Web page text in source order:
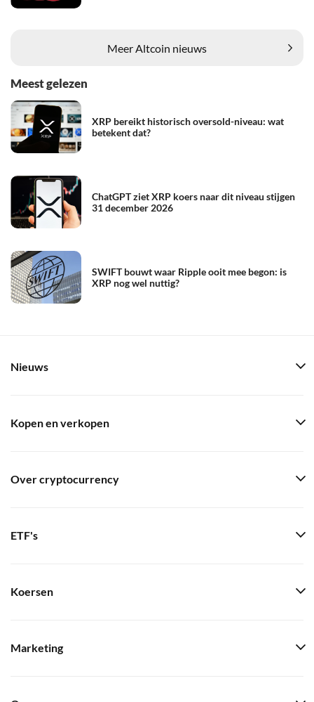
Meer Altcoin nieuws
Meest gelezen
XRP bereikt historisch oversold-niveau: wat
betekent dat?
ChatGPT ziet XRP koers naar dit niveau stijgen
31 december 2026
SWIFT bouwt waar Ripple ooit mee begon: is
XRP nog wel nuttig?
Nieuws
Kopen en verkopen
Over cryptocurrency
ETF's
Koersen
Marketing